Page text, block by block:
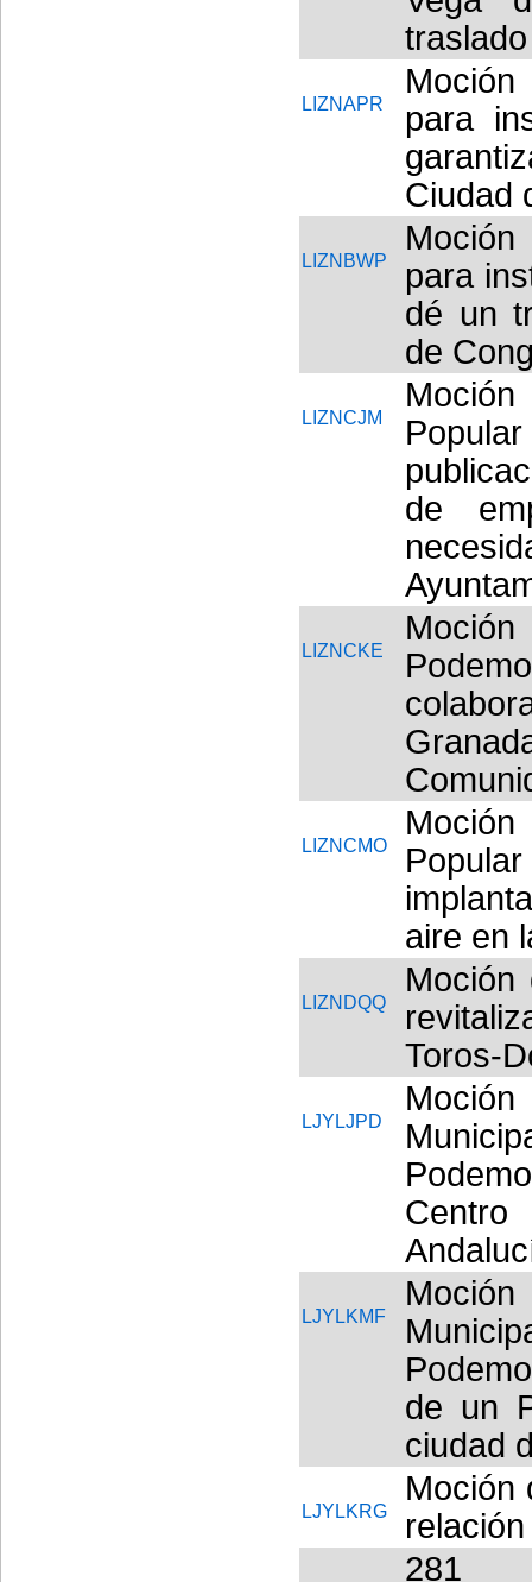
LIZNAPR
para
Ciudad
LIZNBWP
para
dé un
de
LIZNCJM
de
LIZNCKE
LIZNCMO
aire en
LIZNDQQ
Toros-
LJYLJPD
Centro
LJYLKMF
de un
ciudad
LJYLKRG
Moción
281